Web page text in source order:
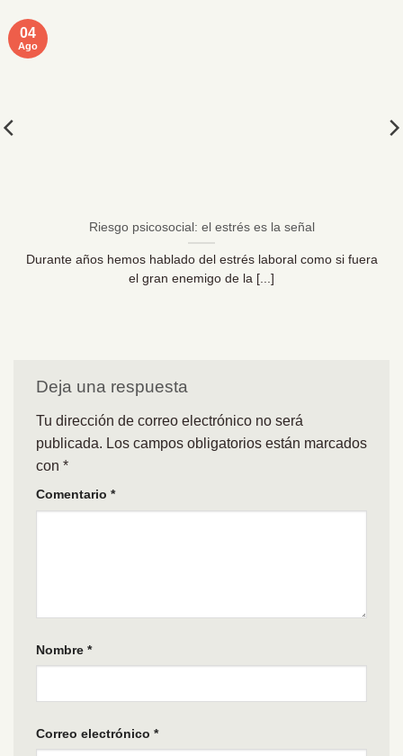
Riesgo psicosocial: el estrés es la señal
Durante años hemos hablado del estrés laboral como si fuera
el gran enemigo de la [...]
04
Ago
Deja una respuesta
Tu dirección de correo electrónico no será
publicada. Los campos obligatorios están marcados
con *
Comentario *
Nombre *
Correo electrónico *